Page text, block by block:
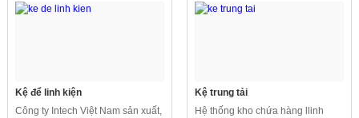
dàng.
Kệ để linh kiện
Công ty Intech Việt Nam sản xuất,
Kệ trung tải
Hệ thống kho chứa hàng llinh